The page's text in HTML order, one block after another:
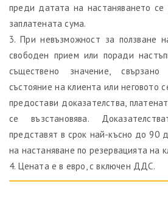
преди датата на настаняването се
заплатената сума.
3. При невъзможност за ползване
свободен прием или поради
съществено значение, свързано
състояние на клиента или неговото
предостави доказателства,
се възстановява.
представят в срок най-късно до 90
на настаняване по резервацията на
4. Цената е в евро, с включен ДДС.